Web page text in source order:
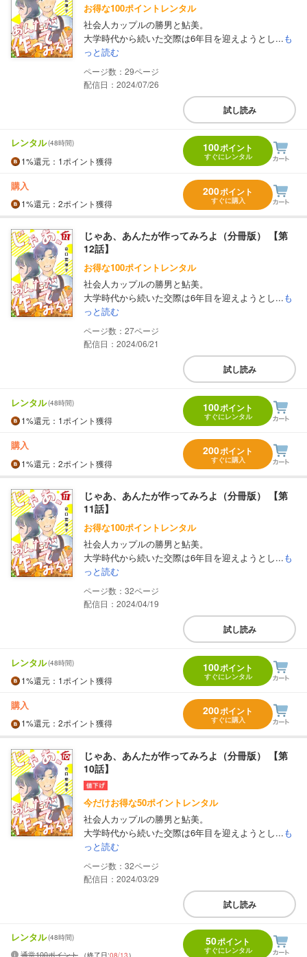
お得な100ポイントレンタル
社会人カップルの勝男と鮎美。
大学時代から続いた交際は6年目を迎えようとし...も
っと読む
29
配信日：2024/07/26
試し読み
レンタル(48時間)
1%還元 ：1ポイント獲得
100ポイント
すぐにレンタル
購入
1%還元 ：2ポイント獲得
200ポイント
すぐに購入
じゃあ、あんたが作ってみろよ（分冊版） 【第
12話】
お得な100ポイントレンタル
社会人カップルの勝男と鮎美。
大学時代から続いた交際は6年目を迎えようとし...も
っと読む
27
配信日：2024/06/21
試し読み
レンタル(48時間)
1%還元 ：1ポイント獲得
100ポイント
すぐにレンタル
購入
1%還元 ：2ポイント獲得
200ポイント
すぐに購入
じゃあ、あんたが作ってみろよ（分冊版） 【第
11話】
お得な100ポイントレンタル
社会人カップルの勝男と鮎美。
大学時代から続いた交際は6年目を迎えようとし...も
っと読む
32
配信日：2024/04/19
試し読み
レンタル(48時間)
1%還元 ：1ポイント獲得
100ポイント
すぐにレンタル
購入
1%還元 ：2ポイント獲得
200ポイント
すぐに購入
じゃあ、あんたが作ってみろよ（分冊版） 【第
10話】
今だけお得な50ポイントレンタル
社会人カップルの勝男と鮎美。
大学時代から続いた交際は6年目を迎えようとし...も
っと読む
32
配信日：2024/03/29
試し読み
レンタル(48時間)
通常100ポイント （終了日:08/13）
50ポイント
すぐにレンタル